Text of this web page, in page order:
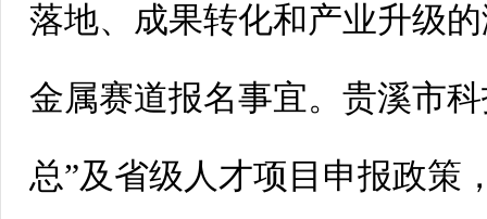
落地、成果转化和产业升级
金属赛道报名事宜。贵溪市
总”及省级人才项目申报政策